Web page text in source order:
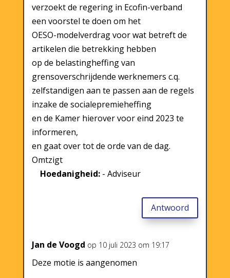
verzoekt de regering in Ecofin-verband
een voorstel te doen om het
OESO-modelverdrag voor wat betreft de
artikelen die betrekking hebben
op de belastingheffing van
grensoverschrijdende werknemers c.q.
zelfstandigen aan te passen aan de regels
inzake de socialepremieheffing
en de Kamer hierover voor eind 2023 te
informeren,
en gaat over tot de orde van de dag.
Omtzigt
Hoedanigheid:- Adviseur
Antwoord
Jan de Voogd op 10 juli 2023 om 19:17
Deze motie is aangenomen